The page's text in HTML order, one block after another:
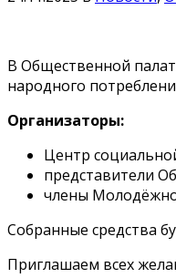
В Общественной
народного
Организаторы:
Центр
представители
члены
Собранные средства
Приглашаем всех